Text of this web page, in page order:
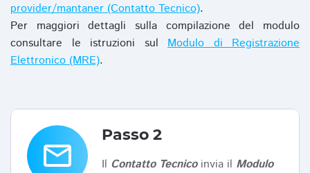
provider/mantaner (Contatto Tecnico).
Per maggiori dettagli sulla compilazione del modulo
consultare le istruzioni sul Modulo di Registrazione
Elettronico (MRE).
email
Passo 2
Il Contatto Tecnicoinvia il Modulo